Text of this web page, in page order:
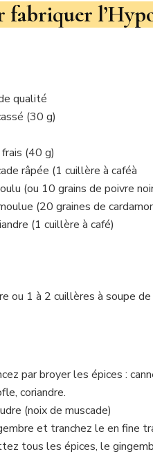
fabriquer
qualité
(30 g)
(40 g)
râpée (1 cuillère à caféà
(ou 10 grains de poivre
(20 graines de
(1 cuillère à café)
ou 1 à 2 cuillères à soupe
par broyer les épices :
coriandre.
(noix de muscade)
et tranchez le en fine
tous les épices, le